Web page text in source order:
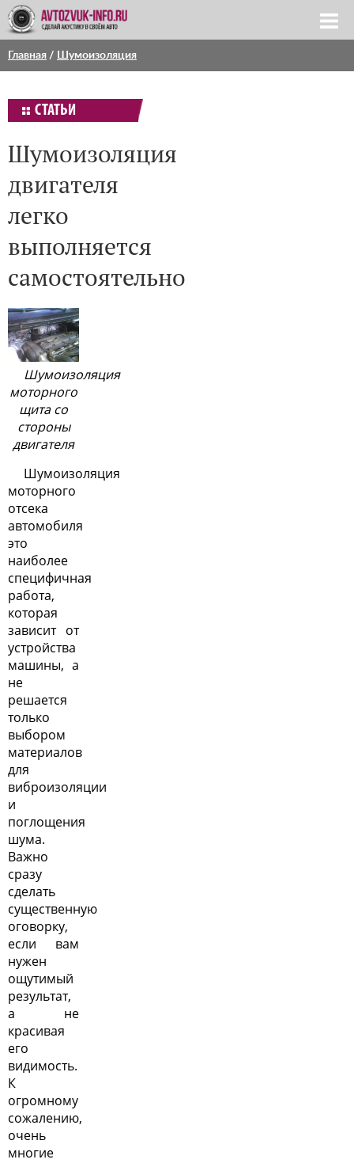
Главная / Шумоизоляция
СТАТЬИ
Шумоизоляция
двигателя
легко
выполняется
самостоятельно
Шумоизоляция
моторного
щита со
стороны
двигателя
Шумоизоляция
моторного
отсека
автомобиля
это
наиболее
специфичная
работа,
которая
зависит от
устройства
машины, а
не
решается
только
выбором
материалов
для
виброизоляции
и
поглощения
шума.
Важно
сразу
сделать
существенную
оговорку,
если вам
нужен
ощутимый
результат,
а не
красивая
его
видимость.
К
огромному
сожалению,
очень
многие